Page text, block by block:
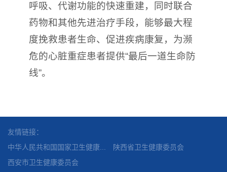
呼吸、代谢功能的快速重建，同时联合
药物和其他先进治疗手段，能够最大程
度挽救患者生命、促进疾病康复，为濒
危的心脏重症患者提供“最后一道生命防
线”。
友情链接：
中华人民共和国国家卫生健康...
陕西省卫生健康委员会
西安市卫生健康委员会